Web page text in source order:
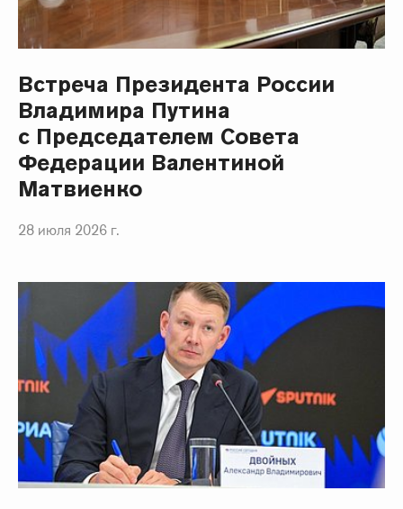
Встреча Президента России
Владимира Путина
с Председателем Совета
Федерации Валентиной
Матвиенко
28 июля 2026 г.